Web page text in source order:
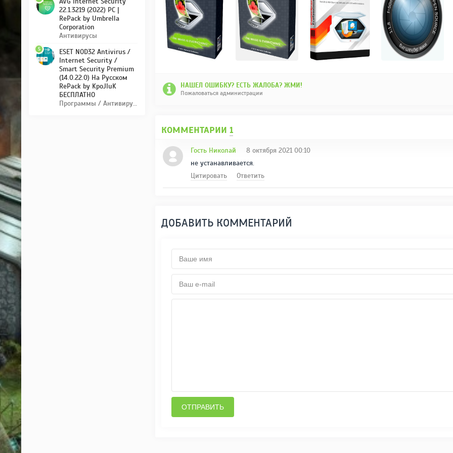
НАШЕЛ ОШИБКУ? ЕСТЬ ЖАЛОБА? ЖМИ!
Пожаловаться администрации
КОММЕНТАРИИ 1
Гость Николай
8 октября 2021 00:10
не устанавливается.
Цитировать
Ответить
ДОБАВИТЬ КОММЕНТАРИЙ
ОТПРАВИТЬ
22.1.3219 (2022) PC |
RePack by Umbrella
Corporation
Антивирусы
ESET NOD32 Antivirus /
Internet Security /
Smart Security Premium
(14.0.22.0) На Русском
RePack by KpoJIuK
БЕСПЛАТНО
Программы / Антивирусы
5